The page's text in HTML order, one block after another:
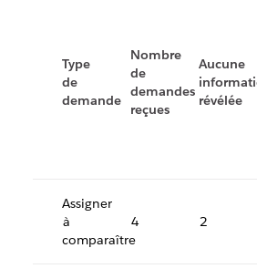
Type
de
demande
Nombre
de
demandes
reçues
Aucune
révélée
Assigner
à
comparaître
4 2